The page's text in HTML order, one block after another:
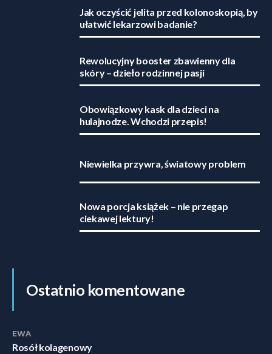
Jak oczyścić jelita przed kolonoskopią, by
ułatwić lekarzowi badanie?
Rewolucyjny booster zbawienny dla
skóry – dzieło rodzinnej pasji
Obowiązkowy kask dla dzieci na
hulajnodze. Wchodzi przepis!
Niewielka przywra, światowy problem
Nowa porcja książek – nie przegap
ciekawej lektury!
Ostatnio komentowane
EWA
Rosół kolagenowy